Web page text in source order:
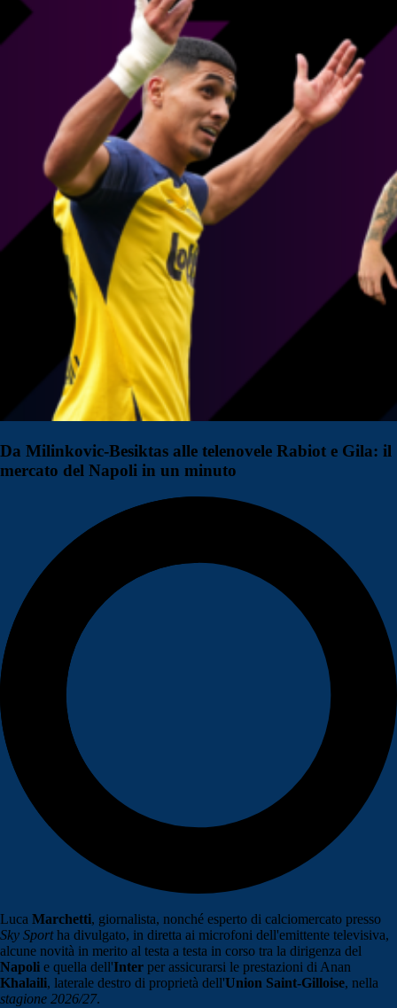
Da Milinkovic-Besiktas alle telenovele Rabiot e Gila: il
mercato del Napoli in un minuto
Luca Marchetti, giornalista, nonché esperto di calciomercato presso
Sky Sportha divulgato, in diretta ai microfoni dell'emittente televisiva,
alcune novità in merito al testa a testa in corso tra la dirigenza del
Napoli e quella dell'Inter per assicurarsi le prestazioni di Anan
Khalaili, laterale destro di proprietà dell'Union Saint-Gilloise, nella
stagione 2026/27.